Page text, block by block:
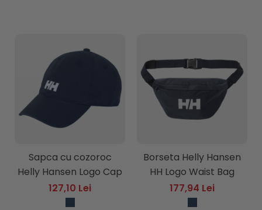
Sapca cu cozoroc
Helly Hansen Logo Cap
127,10 Lei
Borseta Helly Hansen
HH Logo Waist Bag
177,94 Lei